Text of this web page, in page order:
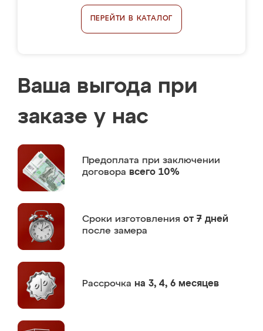
ПЕРЕЙТИ В КАТАЛОГ
Ваша выгода при
заказе у нас
Предоплата при заключении
договора всего 10%
Сроки изготовления от 7 дней
после замера
Рассрочка на 3, 4, 6 месяцев